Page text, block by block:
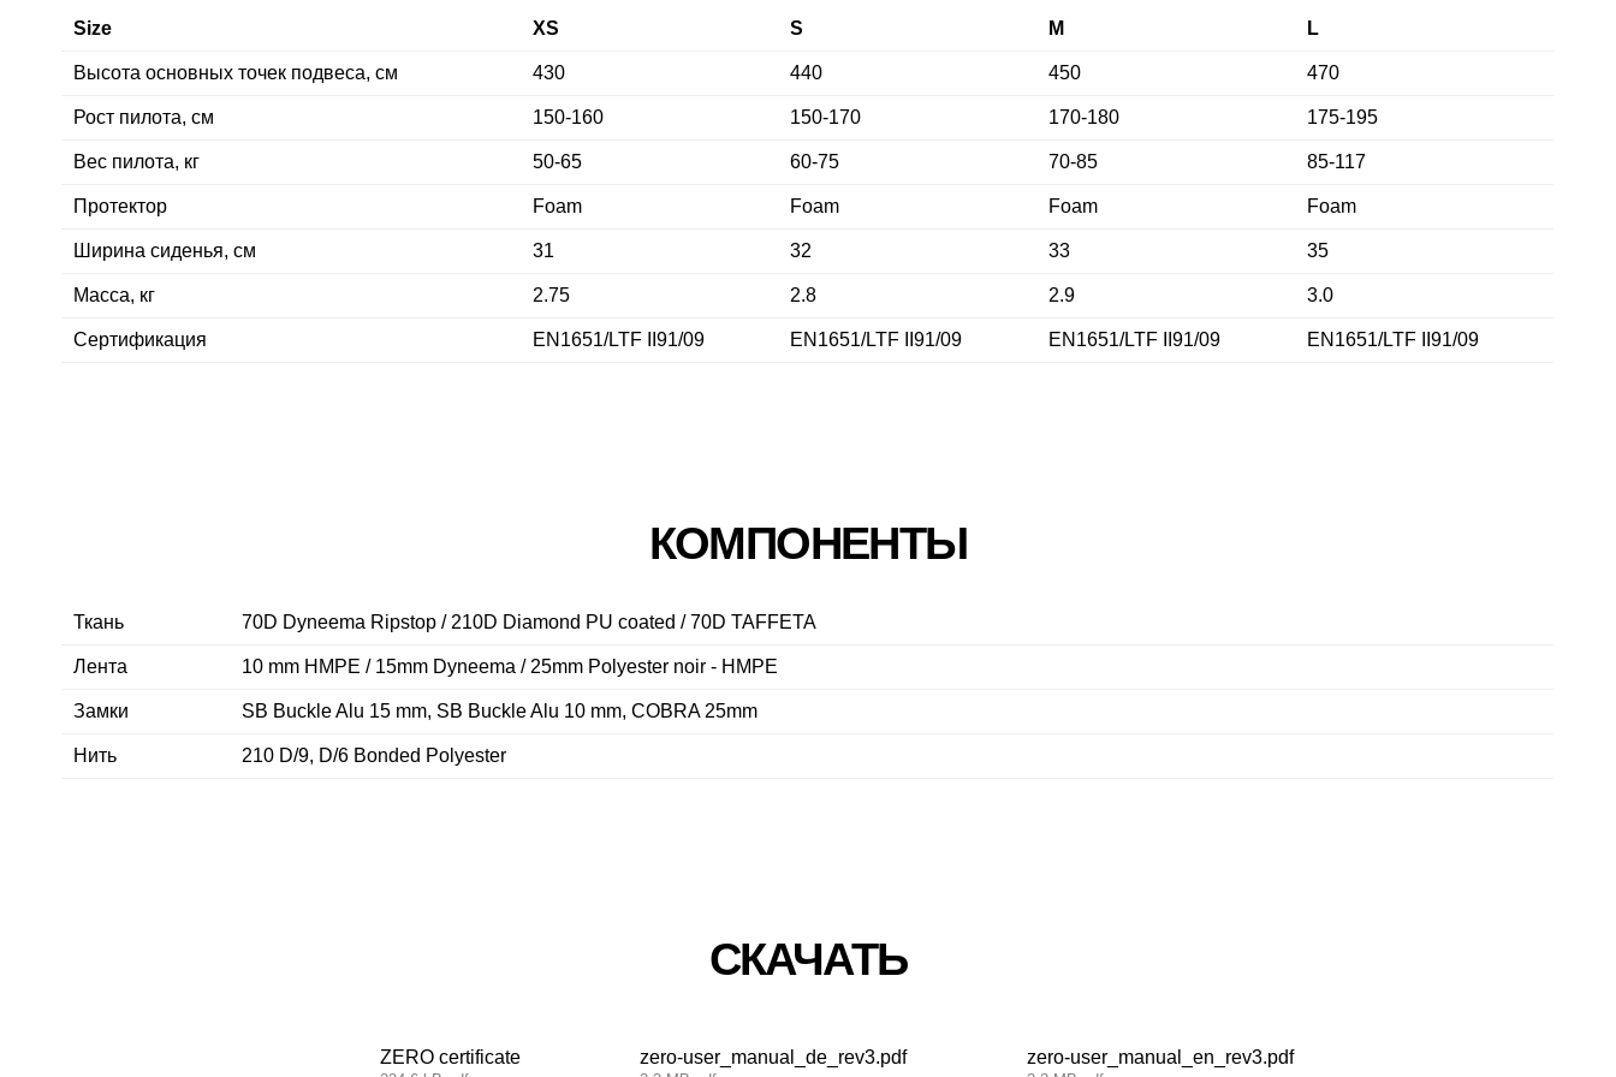
Size XS S M L
Высота основных точек подвеса, см 430 440 450 470
Рост пилота, см 150-160 150-170 170-180 175-195
Вес пилота, кг 50-65 60-75 70-85 85-117
Протектор Foam Foam Foam Foam
Ширина сиденья, см 31 32 33 35
Масса, кг 2.75 2.8 2.9 3.0
Сертификация EN1651/LTF II91/09 EN1651/LTF II91/09 EN1651/LTF II91/09 EN1651/LTF II91/09
КОМПОНЕНТЫ
Ткань 70D Dyneema Ripstop / 210D Diamond PU coated / 70D TAFFETA
Лента 10 mm HMPE / 15mm Dyneema / 25mm Polyester noir - HMPE
Замки SB Buckle Alu 15 mm, SB Buckle Alu 10 mm, COBRA 25mm
Нить 210 D/9, D/6 Bonded Polyester
СКАЧАТЬ
ZERO certificate zero-user_manual_de_rev3.pdf zero-user_manual_en_rev3.pdf